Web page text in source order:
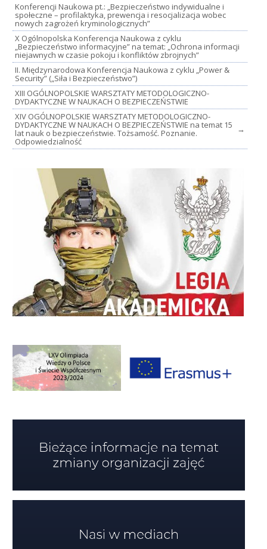
Konferencji Naukowa pt.: „Bezpieczeństwo indywidualne i
społeczne – profilaktyka, prewencja i resocjalizacja wobec
nowych zagrożeń kryminologicznych”
X Ogólnopolska Konferencja Naukowa z cyklu
„Bezpieczeństwo informacyjne” na temat: „Ochrona informacji
niejawnych w czasie pokoju i konfliktów zbrojnych”
II. Międzynarodowa Konferencja Naukowa z cyklu „Power &
Security” („Siła i Bezpieczeństwo”)
XIII OGÓLNOPOLSKIE WARSZTATY METODOLOGICZNO-
DYDAKTYCZNE W NAUKACH O BEZPIECZEŃSTWIE
XIV OGÓLNOPOLSKIE WARSZTATY METODOLOGICZNO-
DYDAKTYCZNE W NAUKACH O BEZPIECZEŃSTWIE na temat 15
lat nauk o bezpieczeństwie. Tożsamość. Poznanie.
Odpowiedzialność
→